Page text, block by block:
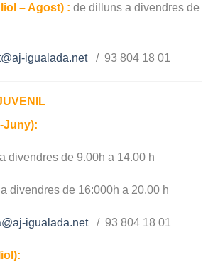
– Agost) : de dilluns a divendres de
igualada.net / 93 804 18 01
Juny):
divendres de 9.00h a 14.00 h
divendres de 16:000h a 20.00 h
igualada.net / 93 804 18 01